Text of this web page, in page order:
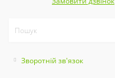
Зворотній зв'язок